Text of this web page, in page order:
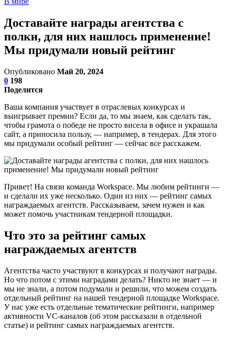
Доставайте награды агентства с
полки, для них нашлось применение!
Мы придумали новый рейтинг
Опубликовано Май 20, 2024
0 198
Поделится
Ваша компания участвует в отраслевых конкурсах и
выигрывает премии? Если да, то мы знаем, как сделать так,
чтобы грамота о победе не просто висела в офисе и украшала
сайт, а приносила пользу, — например, в тендерах. Для этого
мы придумали особый рейтинг — сейчас все расскажем.
Привет! На связи команда Workspace. Мы любим рейтинги —
и сделали их уже несколько. Один из них — рейтинг самых
награждаемых агентств. Рассказываем, зачем нужен и как
может помочь участникам тендерной площадки.
Что это за рейтинг самых
награждаемых агентств
Агентства часто участвуют в конкурсах и получают награды.
Но что потом с этими наградами делать? Никто не знает — и
мы не знали, а потом подумали и решили, что можем создать
отдельный рейтинг на нашей тендерной площадке Workspace.
У нас уже есть отдельные тематические рейтинги, например
активности VC-каналов (об этом рассказали в отдельной
статье) и рейтинг самых награждаемых агентств.